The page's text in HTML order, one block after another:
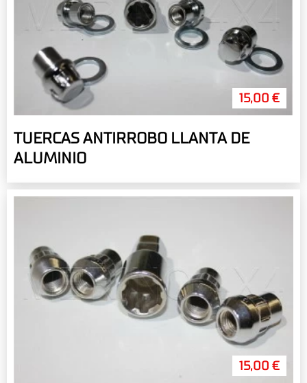
15,00 €
TUERCAS ANTIRROBO LLANTA DE
ALUMINIO
15,00 €